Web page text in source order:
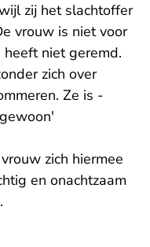
zij het slachtoffer
vrouw is niet voor
niet geremd.
zich over
Ze is -
zich hiermee
en onachtzaam